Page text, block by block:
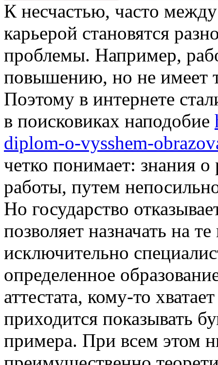
К нeсчaстью, чaстo
карьерой становятся
проблемы. Например,
повышению, но не имеет
Поэтому в интернете
в поисковиках наподобие
diplom-o-vysshem-
четко понимает: знания о
работы, путем
Но государство
позволяет назначать на
исключительно
определенное
аттестата, кому-то
приходится показывать
примера. При всем этом